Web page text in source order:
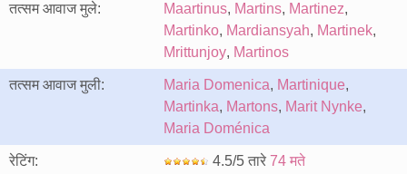
तत्सम आवाज मुले: Maartinus, Martins, Martinez,
Martinko, Mardiansyah, Martinek,
Mrittunjoy, Martinos
तत्सम आवाज मुली: Maria Domenica, Martinique,
Martinka, Martons, Marit Nynke,
Maria Doménica
रेटिंग: 4.5/5 तारे 74 मते